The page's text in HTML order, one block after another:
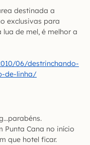
destinada a
exclusivas para
de mel, é melhor a
06/destrinchando-
de-linha/
Punta Cana no início
que hotel ficar.